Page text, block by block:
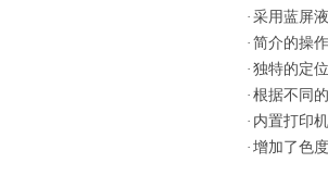
· 采用蓝屏
· 简介的操
· 独特的定
· 根据不同
· 内置打印
· 增加了色